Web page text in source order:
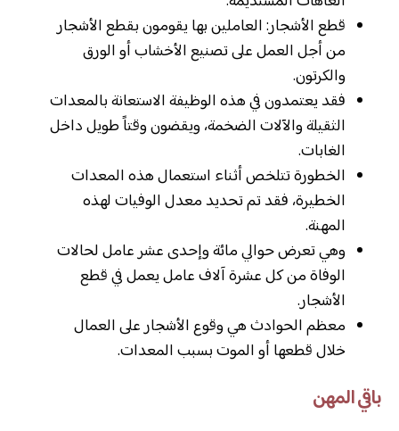
قطع الأشجار: العاملين بها يقومون بقطع الأشجار
من أجل العمل على تصنيع الأخشاب أو الورق
والكرتون.
فقد يعتمدون في هذه الوظيفة الاستعانة بالمعدات
الثقيلة والآلات الضخمة، ويقضون وقتاً طويل داخل
الغابات.
الخطورة تتلخص أثناء استعمال هذه المعدات
الخطيرة، فقد تم تحديد معدل الوفيات لهذه
المهنة.
وهي تعرض حوالي مائة وإحدى عشر عامل لحالات
الوفاة من كل عشرة آلاف عامل يعمل في قطع
الأشجار.
معظم الحوادث هي وقوع الأشجار على العمال
خلال قطعها أو الموت بسبب المعدات.
باقي المهن